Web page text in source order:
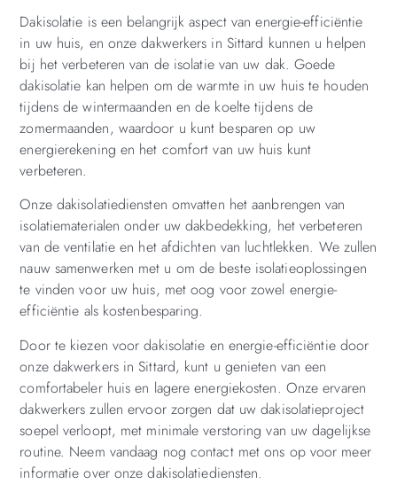
Dakisolatie is een belangrijk aspect van energie-efficiëntie
in uw huis, en onze dakwerkers in Sittard kunnen u helpen
bij het verbeteren van de isolatie van uw dak. Goede
dakisolatie kan helpen om de warmte in uw huis te houden
tijdens de wintermaanden en de koelte tijdens de
zomermaanden, waardoor u kunt besparen op uw
energierekening en het comfort van uw huis kunt
verbeteren.
Onze dakisolatiediensten omvatten het aanbrengen van
isolatiematerialen onder uw dakbedekking, het verbeteren
van de ventilatie en het afdichten van luchtlekken. We zullen
nauw samenwerken met u om de beste isolatieoplossingen
te vinden voor uw huis, met oog voor zowel energie-
efficiëntie als kostenbesparing.
Door te kiezen voor dakisolatie en energie-efficiëntie door
onze dakwerkers in Sittard, kunt u genieten van een
comfortabeler huis en lagere energiekosten. Onze ervaren
dakwerkers zullen ervoor zorgen dat uw dakisolatieproject
soepel verloopt, met minimale verstoring van uw dagelijkse
routine. Neem vandaag nog contact met ons op voor meer
informatie over onze dakisolatiediensten.